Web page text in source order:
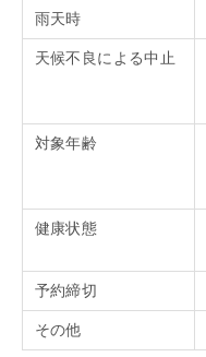
雨天時
天候不良による中止
対象年齢
健康状態
予約締切
その他